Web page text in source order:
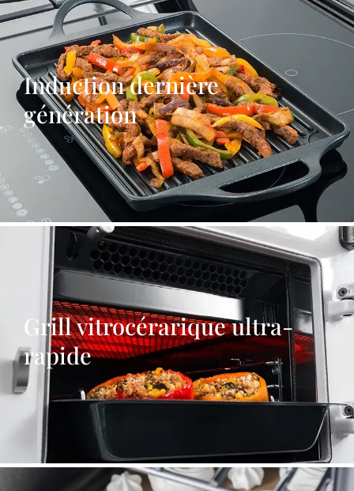
Induction dernière
génération
Grill vitrocérarique ultra-
rapide